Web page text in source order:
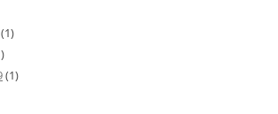
(1)
(1)